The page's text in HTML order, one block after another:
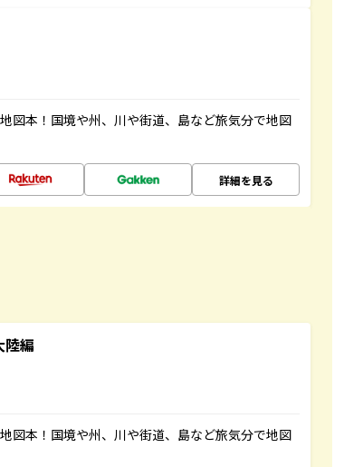
図本！国境や州、川や街道、島など旅気分で地図
詳細を見る
編
図本！国境や州、川や街道、島など旅気分で地図